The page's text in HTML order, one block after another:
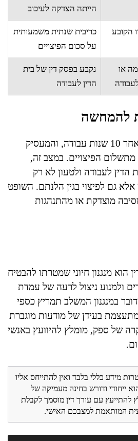
הייתה הצדקה לעיכוב
הקובע
כריבית שנתית משמעותית
על סכום הפיצויים
או
נקבע בפסק דין של בית
הדין לעבודה
להמחשה
לדוגמה, עובד שפוטר לאחר 10 שנות עבודה, והמעסיק
הפיצויים. במצב זה,
הדין לעבודה ולטעון לא רק
אלא גם לפיצוי בגין הלנתם. השופט
מוצדקת או מהתנהגות
הוא מנגנון חיוני שמטרתו להבטיח
ולמנוע ניצול לרעה של עמדת
במנגנון המשלב תמריץ כספי
בעידן של מודעות מוגברת
של ספק, מומלץ להיוועץ באנשי
מידע כללי בלבד ואין להתייחס אליו
ייחודי ודורש בחינה מעמיקה של
להתייעץ עם עורך דין מוסמך לקבלת
המותאמת למצבכם האישי.